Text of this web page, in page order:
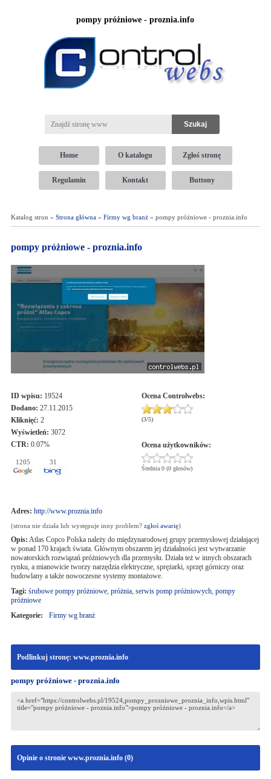
pompy próżniowe - proznia.info
Home O katalogu Zgłoś stronę
Regulamin Kontakt Buttony
Katalog stron » Strona główna» Firmy wg branż» pompy próżniowe - proznia.info
pompy próżniowe - proznia.info
ID wpisu: 19524
Dodano: 27.11.2015
Kliknięć: 2
Wyświetleń: 3072
CTR: 0.07%
1205 31
Ocena Controlwebs:
(3/5)
Ocena użytkowników:
Średnia 0 (0 głosów)
Adres: http://www.proznia.info
(strona nie działa lub występuje inny problem? zgłoś awarię)
Opis: Atlas Copco Polska należy do międzynarodowej grupy przemysłowej działającej
w ponad 170 krajach świata. Głównym obszarem jej działalności jest wytwarzanie
nowatorskich rozwiązań próżniowych dla przemysłu. Działa też w innych obszarach
rynku, a mianowicie tworzy narzędzia elektryczne, sprężarki, sprzęt górniczy oraz
budowlany a także nowoczesne systemy montażowe.
Tagi: śrubowe pompy próżniowe, próżnia, serwis pomp próżniowych, pompy
próżniowe
Kategorie:
Firmy wg branż
Podlinkuj stronę: www.proznia.info
pompy próżniowe - proznia.info
Opinie o stronie www.proznia.info (0)